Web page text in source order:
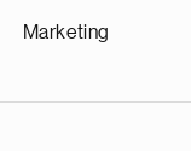
Marketing